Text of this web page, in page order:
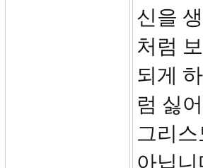
신을
처럼
되게
럼 싫
그리
아닙